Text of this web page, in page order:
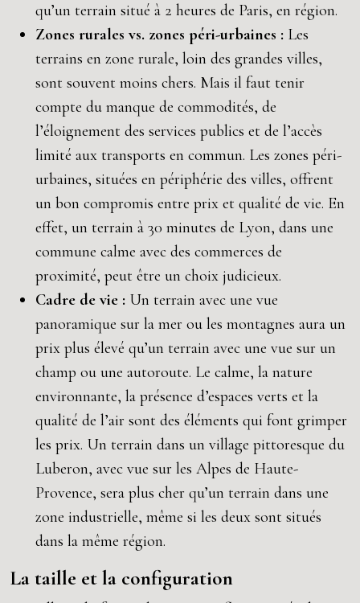
qu’un terrain situé à 2 heures de Paris, en région.
Zones rurales vs. zones péri-urbaines : Les
terrains en zone rurale, loin des grandes villes,
sont souvent moins chers. Mais il faut tenir
compte du manque de commodités, de
l’éloignement des services publics et de l’accès
limité aux transports en commun. Les zones péri-
urbaines, situées en périphérie des villes, offrent
un bon compromis entre prix et qualité de vie. En
effet, un terrain à 30 minutes de Lyon, dans une
commune calme avec des commerces de
proximité, peut être un choix judicieux.
Cadre de vie : Un terrain avec une vue
panoramique sur la mer ou les montagnes aura un
prix plus élevé qu’un terrain avec une vue sur un
champ ou une autoroute. Le calme, la nature
environnante, la présence d’espaces verts et la
qualité de l’air sont des éléments qui font grimper
les prix. Un terrain dans un village pittoresque du
Luberon, avec vue sur les Alpes de Haute-
Provence, sera plus cher qu’un terrain dans une
zone industrielle, même si les deux sont situés
dans la même région.
La taille et la configuration